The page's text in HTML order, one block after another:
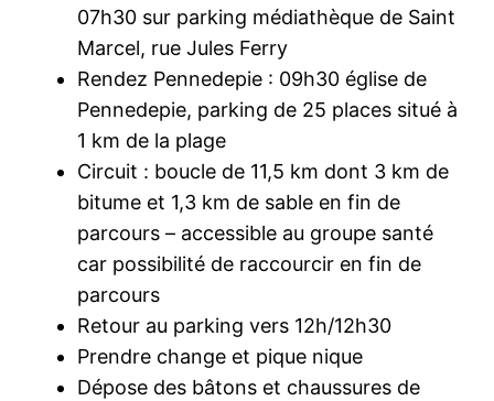
07h30 sur parking médiathèque de Saint
Marcel, rue Jules Ferry
Rendez Pennedepie : 09h30 église de
Pennedepie, parking de 25 places situé à
1 km de la plage
Circuit : boucle de 11,5 km dont 3 km de
bitume et 1,3 km de sable en fin de
parcours – accessible au groupe santé
car possibilité de raccourcir en fin de
parcours
Retour au parking vers 12h/12h30
Prendre change et pique nique
Dépose des bâtons et chaussures de